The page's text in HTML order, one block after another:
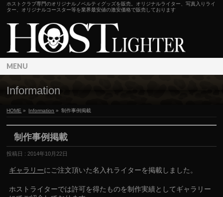
ホストクラブ専門のオリジナルノベルティグッズを販売。オリジナルライター、写真入りライ
ター、オリジナルコースター等を業界最安値の激安価格で販売しております
MENU
Information
HOME » Information » 制作事例掲載
制作事例掲載
投稿日 : 2014年10月22日
ギャラリーにご注文頂いた名入れライターを掲載しました。
ホストライターでは許可を得たものを制作実績としてギャラリー